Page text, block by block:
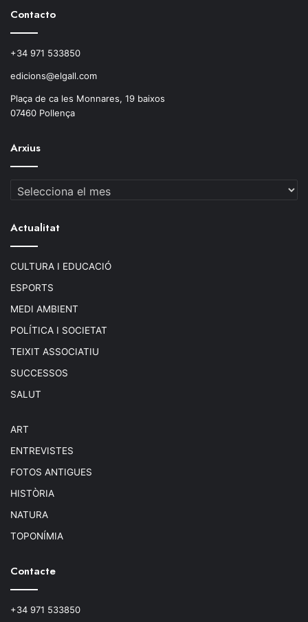
Contacto
+34 971 533850
edicions@elgall.com
Plaça de ca les Monnares, 19 baixos
07460 Pollença
Arxius
Arxius
Actualitat
CULTURA I EDUCACIÓ
ESPORTS
MEDI AMBIENT
POLÍTICA I SOCIETAT
TEIXIT ASSOCIATIU
SUCCESSOS
SALUT
ART
ENTREVISTES
FOTOS ANTIGUES
HISTÒRIA
NATURA
TOPONÍMIA
Contacte
+34 971 533850